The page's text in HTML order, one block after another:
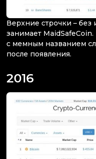
Верхние строчки – без
занимает
с мемным названием
после появления.
2016